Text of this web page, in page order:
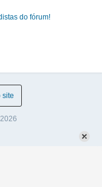
do fórum!
site